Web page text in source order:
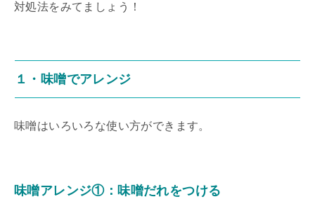
対処法をみてましょう！
１・味噌でアレンジ
味噌はいろいろな使い方ができます。
味噌アレンジ①：味噌だれをつける